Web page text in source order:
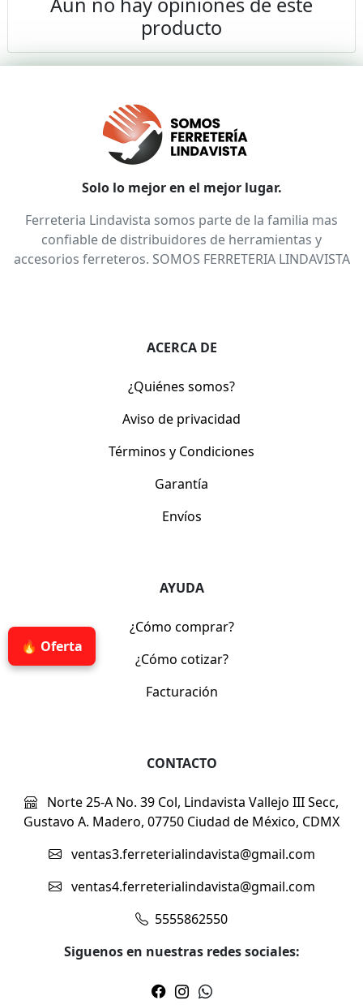
🔥 Oferta
producto
Solo lo mejor en el mejor lugar.
Ferreteria Lindavista somos parte de la familia mas
confiable de distribuidores de herramientas y
accesorios ferreteros. SOMOS FERRETERIA LINDAVISTA
ACERCA DE
¿Quiénes somos?
Aviso de privacidad
Términos y Condiciones
Garantía
Envíos
AYUDA
¿Cómo comprar?
¿Cómo cotizar?
Facturación
CONTACTO
Norte 25-A No. 39 Col, Lindavista Vallejo III Secc,
Gustavo A. Madero, 07750 Ciudad de México, CDMX
ventas3.ferreterialindavista@gmail.com
ventas4.ferreterialindavista@gmail.com
5555862550
Siguenos en nuestras redes sociales: